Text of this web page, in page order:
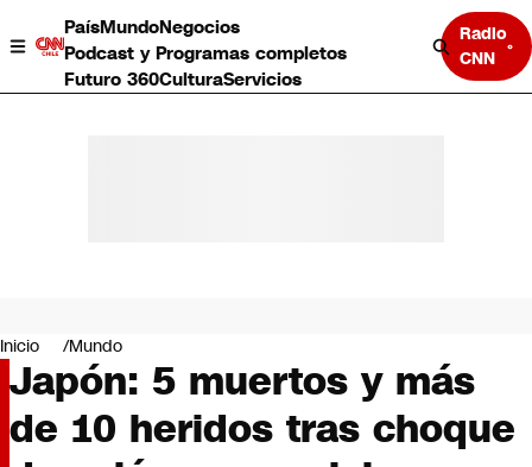
PaísMundoNegocios
Podcast y Programas completos
Futuro 360CulturaServicios
Radio
CNN
Negocios
Deportes
Programas completos
Cultura
Servicios
Inicio Mundo
Japón: 5 muertos y más
de 10 heridos tras choque